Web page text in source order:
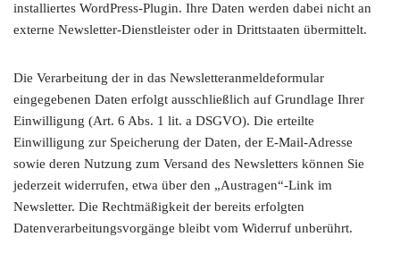
installiertes WordPress-Plugin. Ihre Daten werden dabei nicht an
externe Newsletter-Dienstleister oder in Drittstaaten übermittelt.
Die Verarbeitung der in das Newsletteranmeldeformular
eingegebenen Daten erfolgt ausschließlich auf Grundlage Ihrer
Einwilligung (Art. 6 Abs. 1 lit. a DSGVO). Die erteilte
Einwilligung zur Speicherung der Daten, der E-Mail-Adresse
sowie deren Nutzung zum Versand des Newsletters können Sie
jederzeit widerrufen, etwa über den „Austragen“-Link im
Newsletter. Die Rechtmäßigkeit der bereits erfolgten
Datenverarbeitungsvorgänge bleibt vom Widerruf unberührt.